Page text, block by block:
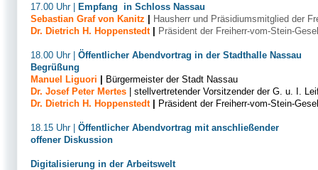
17.00 Uhr |
Empfang in Schloss Nassau
Sebastian Graf von Kanitz
Hausherr und Präsidiumsmitglied der
Dr. Dietrich H. Hoppenstedt| Präsident der Freiherr-vom-Stein-
18.00 Uhr | Öffentlicher Abendvortrag in der Stadthalle Nassau
Begrüßung
Manuel Liguori
Bürgermeister der Stadt Nassau
Dr. Josef Peter Mertes
| stellvertretender Vorsitzender der G. u. I.
Dr. Dietrich H. Hoppenstedt| Präsident der Freiherr-vom-Stein-
18.15 Uhr | Öffentlicher Abendvortrag mit anschließender
offener Diskussion
Digitalisierung in der Arbeitswelt